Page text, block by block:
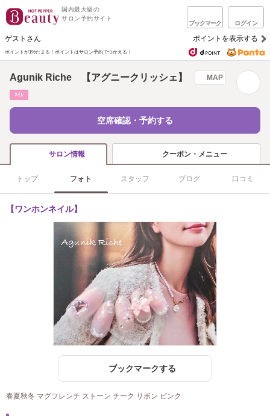
国内最大級の
サロン予約サイト
ブックマーク ログイン
ゲストさん ポイントを表示する
ポイントが1%たまる！ ポイントはサロン予約でつかえる！
Agunik Riche 【アグニークリッシェ】 MAP
ﾈｲﾙ
空席確認・予約する
サロン情報 クーポン・メニュー
トップ フォト スタッフ ブログ 口コミ
【ワンホンネイル】
ブックマークする
春夏秋冬 マグフレンチ ストーン チーク リボン ピンク